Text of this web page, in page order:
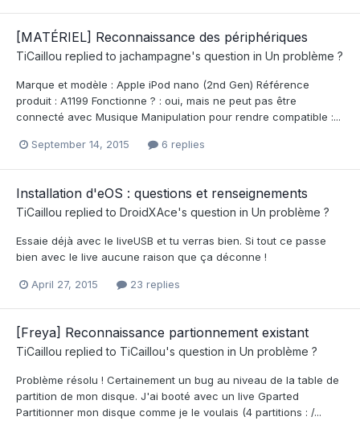
[MATÉRIEL] Reconnaissance des périphériques
TiCaillou replied to jachampagne's question in Un problème ?
Marque et modèle : Apple iPod nano (2nd Gen) Référence
produit : A1199 Fonctionne ? : oui, mais ne peut pas être
connecté avec Musique Manipulation pour rendre compatible :...
September 14, 2015 6 replies
Installation d'eOS : questions et renseignements
TiCaillou replied to DroidXAce's question in Un problème ?
Essaie déjà avec le liveUSB et tu verras bien. Si tout ce passe
bien avec le live aucune raison que ça déconne !
April 27, 2015 23 replies
[Freya] Reconnaissance partionnement existant
TiCaillou replied to TiCaillou's question in Un problème ?
Problème résolu ! Certainement un bug au niveau de la table de
partition de mon disque. J'ai booté avec un live Gparted
Partitionner mon disque comme je le voulais (4 partitions : /...